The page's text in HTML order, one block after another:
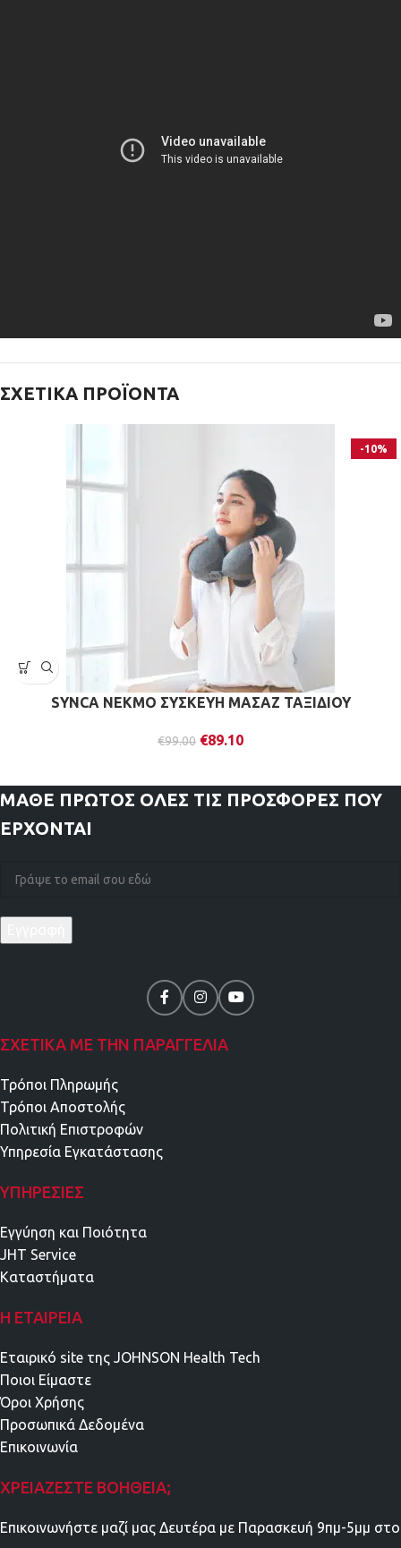
ΣΧΕΤΙΚΆ ΠΡΟΪΌΝΤΑ
-10%
SYNCA ΝΕΚΜΟ ΣΥΣΚΕΥΗ ΜΑΣΑΖ ΤΑΞΙΔΙΟΥ
€99.00 €89.10
ΜΑΘΕ ΠΡΩΤΟΣ ΟΛΕΣ ΤΙΣ ΠΡΟΣΦΟΡΕΣ ΠΟΥ
ΕΡΧΟΝΤΑΙ
ΣΧΕΤΙΚΑ ΜΕ ΤΗΝ ΠΑΡΑΓΓΕΛΙΑ
Τρόποι Πληρωμής
Τρόποι Αποστολής
Πολιτική Επιστροφών
Υπηρεσία Εγκατάστασης
ΥΠΗΡΕΣΊΕΣ
Εγγύηση και Ποιότητα
JHT Service
Καταστήματα
Η ΕΤΑΙΡΕΊΑ
Εταιρικό site της JOHNSON Health Tech
Ποιοι Είμαστε
Όροι Χρήσης
Προσωπικά Δεδομένα
Επικοινωνία
ΧΡΕΙΆΖΕΣΤΕ ΒΟΉΘΕΙΑ;
Επικοινωνήστε μαζί μας Δευτέρα με Παρασκευή 9πμ-5μμ στο